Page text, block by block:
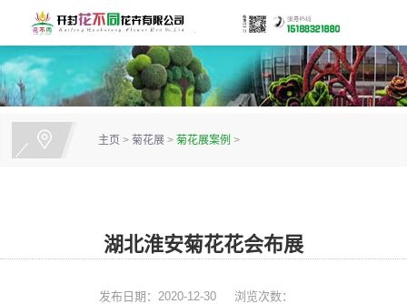
主页 > 菊花展 > 菊花展案例 >
湖北淮安菊花花会布展
发布日期：2020-12-30 浏览次数：